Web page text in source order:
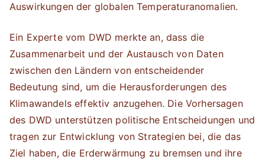
Auswirkungen der globalen Temperaturanomalien.
Ein Experte vom DWD merkte an, dass die
Zusammenarbeit und der Austausch von Daten
zwischen den Ländern von entscheidender
Bedeutung sind, um die Herausforderungen des
Klimawandels effektiv anzugehen. Die Vorhersagen
des DWD unterstützen politische Entscheidungen und
tragen zur Entwicklung von Strategien bei, die das
Ziel haben, die Erderwärmung zu bremsen und ihre